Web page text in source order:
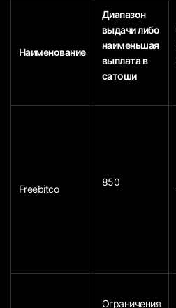
Наименование
Диапазон
выдачи либо
наименьшая
выплата в
сатоши
Freebitco
850
Ограничения